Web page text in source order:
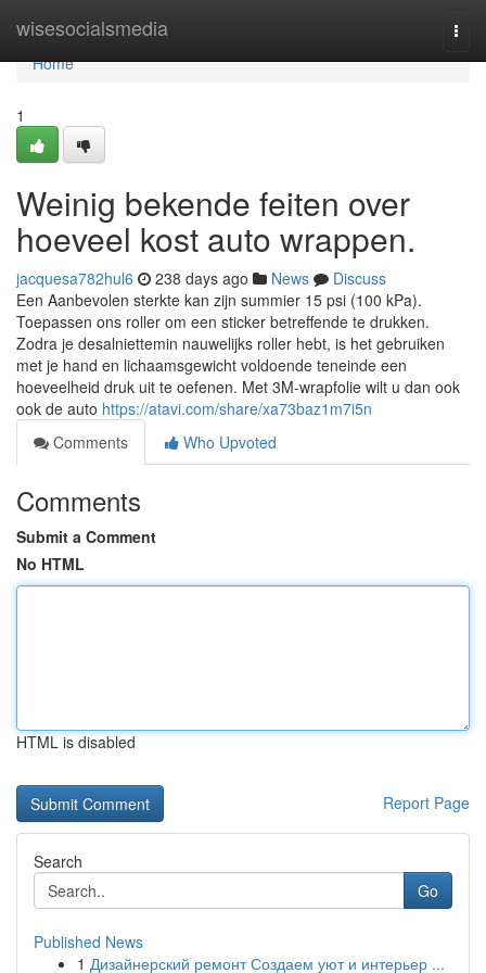
wisesocialsmedia
Home
Home
1
Weinig bekende feiten over
hoeveel kost auto wrappen.
jacquesa782hul6 238 days ago News
Discuss
Een Aanbevolen sterkte kan zijn summier 15 psi (100 kPa).
Toepassen ons roller om een sticker betreffende te drukken.
Zodra je desalniettemin nauwelijks roller hebt, is het gebruiken
met je hand en lichaamsgewicht voldoende teneinde een
hoeveelheid druk uit te oefenen. Met 3M-wrapfolie wilt u dan ook
ook de auto https://atavi.com/share/xa73baz1m7i5n
Comments
Who Upvoted
Comments
Submit a Comment
No HTML
HTML is disabled
Report Page
Search
Go
Published News
1 Дизайнерский ремонт Создаем уют и интерьер ...